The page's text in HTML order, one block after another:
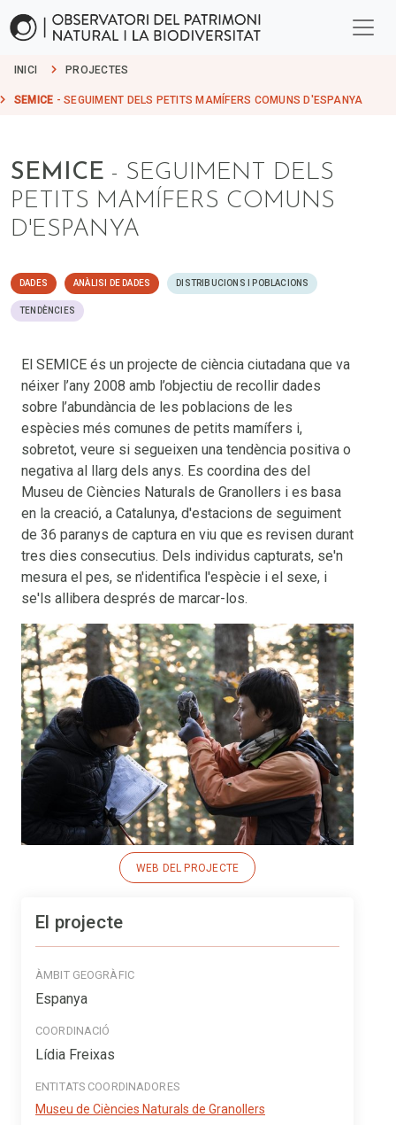
INICI PROJECTES
SEMICE - SEGUIMENT DELS PETITS MAMÍFERS COMUNS D'ESPANYA
SEMICE - SEGUIMENT DELS
PETITS MAMÍFERS COMUNS
D'ESPANYA
DADES ANÀLISI DE DADES DISTRIBUCIONS I POBLACIONS
TENDÈNCIES
El SEMICE és un projecte de ciència ciutadana que va
néixer l’any 2008 amb l’objectiu de recollir dades
sobre l’abundància de les poblacions de les
espècies més comunes de petits mamífers i,
sobretot, veure si segueixen una tendència positiva o
negativa al llarg dels anys. Es coordina des del
Museu de Ciències Naturals de Granollers i es basa
en la creació, a Catalunya, d'estacions de seguiment
de 36 paranys de captura en viu que es revisen durant
tres dies consecutius. Dels individus capturats, se'n
mesura el pes, se n'identifica l'espècie i el sexe, i
se'ls allibera després de marcar-los.
WEB DEL PROJECTE
El projecte
ÀMBIT GEOGRÀFIC
Espanya
COORDINACIÓ
Lídia Freixas
ENTITATS COORDINADORES
Museu de Ciències Naturals de Granollers